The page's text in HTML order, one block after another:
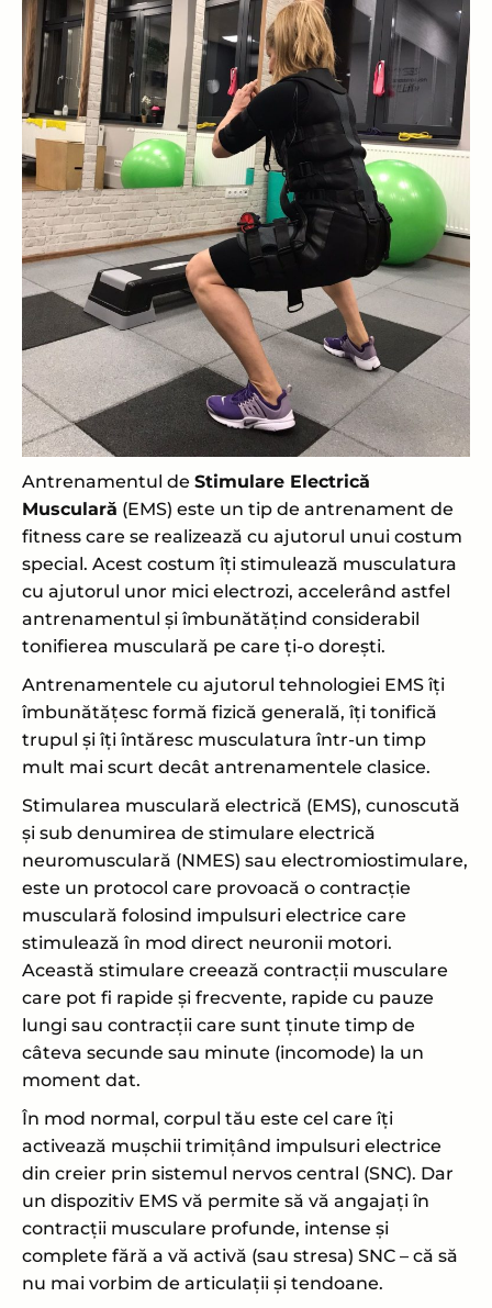
Antrenamentul de Stimulare Electrică
Musculară (EMS) este un tip de antrenament de
fitness care se realizează cu ajutorul unui costum
special. Acest costum îți stimulează musculatura
cu ajutorul unor mici electrozi, accelerând astfel
antrenamentul și îmbunătățind considerabil
tonifierea musculară pe care ți-o dorești.
Antrenamentele cu ajutorul tehnologiei EMS îți
îmbunătățesc formă fizică generală, îți tonifică
trupul și îți întăresc musculatura într-un timp
mult mai scurt decât antrenamentele clasice.
Stimularea musculară electrică (EMS), cunoscută
și sub denumirea de stimulare electrică
neuromusculară (NMES) sau electromiostimulare,
este un protocol care provoacă o contracție
musculară folosind impulsuri electrice care
stimulează în mod direct neuronii motori.
Această stimulare creează contracții musculare
care pot fi rapide și frecvente, rapide cu pauze
lungi sau contracții care sunt ținute timp de
câteva secunde sau minute (incomode) la un
moment dat.
În mod normal, corpul tău este cel care îți
activează mușchii trimițând impulsuri electrice
din creier prin sistemul nervos central (SNC). Dar
un dispozitiv EMS vă permite să vă angajați în
contracții musculare profunde, intense și
complete fără a vă activă (sau stresa) SNC – că să
nu mai vorbim de articulații și tendoane.